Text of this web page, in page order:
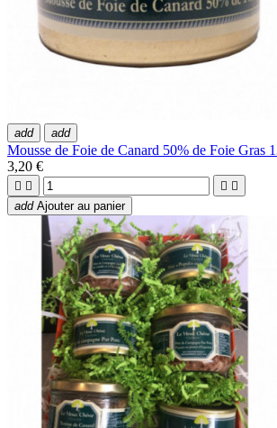
add add
Mousse de Foie de Canard 50% de Foie Gras
3,20 €
   
add Ajouter au panier